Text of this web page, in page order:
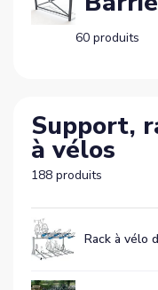
60 produits
Support,
à vélos
188 produits
Rack à vélo